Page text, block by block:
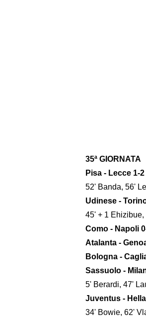
35ª GIORNATA
Pisa - Lecce 1-2
52' Banda, 56'
Udinese -
45' + 1
Como - Napoli
Atalanta -
Bologna -
Sassuolo -
5' Berardi, 47'
Juventus -
34' Bowie, 62'